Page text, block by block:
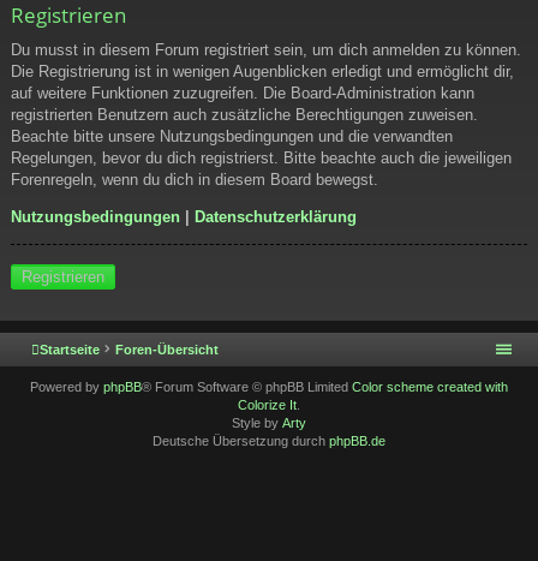
Registrieren
Du musst in diesem Forum registriert sein, um dich anmelden zu können.
Die Registrierung ist in wenigen Augenblicken erledigt und ermöglicht dir,
auf weitere Funktionen zuzugreifen. Die Board-Administration kann
registrierten Benutzern auch zusätzliche Berechtigungen zuweisen.
Beachte bitte unsere Nutzungsbedingungen und die verwandten
Regelungen, bevor du dich registrierst. Bitte beachte auch die jeweiligen
Forenregeln, wenn du dich in diesem Board bewegst.
Nutzungsbedingungen | Datenschutzerklärung
Registrieren
Startseite Foren-Übersicht
Powered by phpBB® Forum Software © phpBB Limited Color scheme created with
Colorize It
Style by Arty
Deutsche Übersetzung durch phpBB.de